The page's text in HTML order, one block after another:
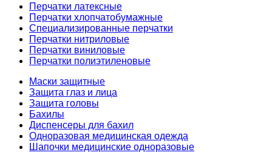
Перчатки латексные
Перчатки хлопчатобумажные
Специализированные перчатки
Перчатки нитриловые
Перчатки виниловые
Перчатки полиэтиленовые
Маски защитные
Защита глаз и лица
Защита головы
Бахилы
Диспенсеры для бахил
Одноразовая медицинская одежда
Шапочки медицинские одноразовые